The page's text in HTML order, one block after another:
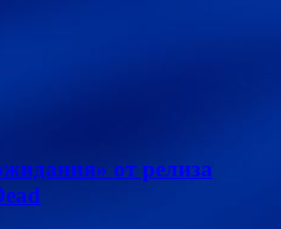
от релиза